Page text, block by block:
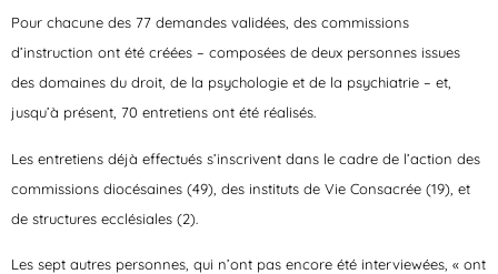
Pour chacune des 77 demandes validées, des commissions
d’instruction ont été créées – composées de deux personnes issues
des domaines du droit, de la psychologie et de la psychiatrie – et,
jusqu’à présent, 70 entretiens ont été réalisés.
Les entretiens déjà effectués s’inscrivent dans le cadre de l’action des
commissions diocésaines (49), des instituts de Vie Consacrée (19), et
de structures ecclésiales (2).
Les sept autres personnes, qui n’ont pas encore été interviewées, « ont